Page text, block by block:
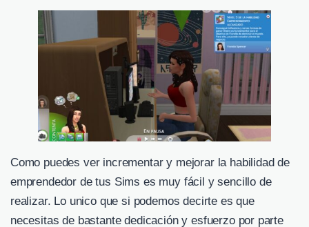
Como puedes ver incrementar y mejorar la habilidad de
emprendedor de tus Sims es muy fácil y sencillo de
realizar. Lo unico que si podemos decirte es que
necesitas de bastante dedicación y esfuerzo por parte